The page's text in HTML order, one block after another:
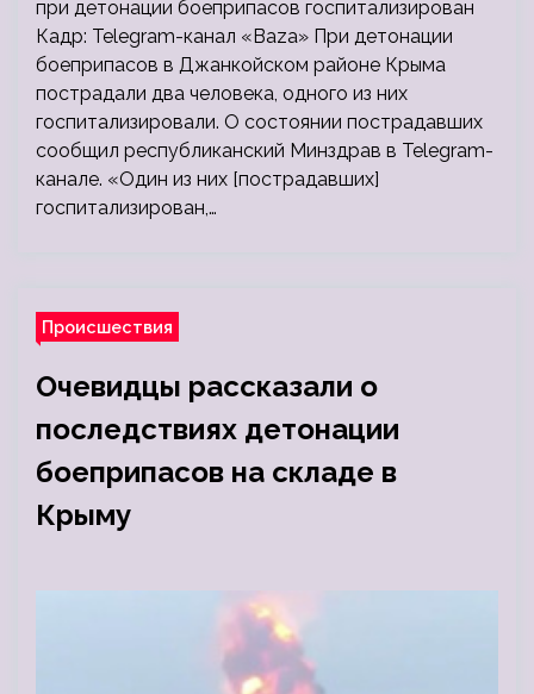
при детонации боеприпасов госпитализирован
Кадр: Telegram-канал «Baza» При детонации
боеприпасов в Джанкойском районе Крыма
пострадали два человека, одного из них
госпитализировали. О состоянии пострадавших
сообщил республиканский Минздрав в Telegram-
канале. «Один из них [пострадавших]
госпитализирован,…
Происшествия
Очевидцы рассказали о
последствиях детонации
боеприпасов на складе в
Крыму